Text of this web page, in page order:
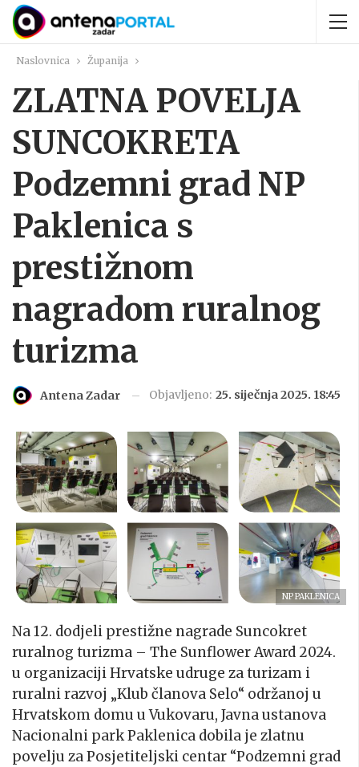
Naslovnica Županija
ZLATNA POVELJA
SUNCOKRETA
Podzemni grad NP
Paklenica s
prestižnom
nagradom ruralnog
turizma
Antena Zadar Objavljeno: 25. siječnja 2025. 18:45
NP PAKLENICA
Na 12. dodjeli prestižne nagrade Suncokret
ruralnog turizma – The Sunflower Award 2024.
u organizaciji Hrvatske udruge za turizam i
ruralni razvoj „Klub članova Selo“ održanoj u
Hrvatskom domu u Vukovaru, Javna ustanova
Nacionalni park Paklenica dobila je zlatnu
povelju za Posjetiteljski centar “Podzemni grad